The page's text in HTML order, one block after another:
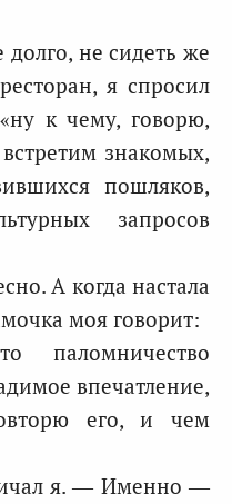
не сидеть же
я спросил
к чему, говорю,
знакомых,
пошляков,
запросов
А когда настала
моя говорит:
впечатление,
его, и чем
я. — Именно —